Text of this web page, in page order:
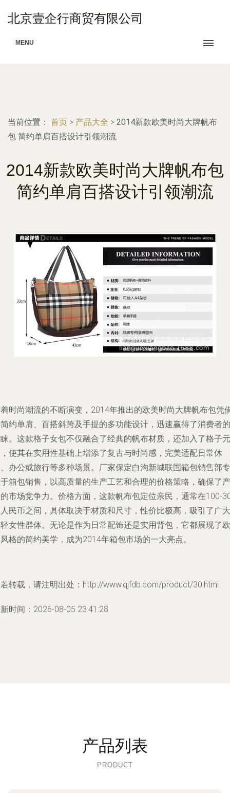
北京壹企行商贸有限公司
MENU
当前位置： 首页 > 产品大全 > 2014新款欧美时尚大牌帆布
包 简约单肩百搭设计引领潮流
2014新款欧美时尚大牌帆布包
简约单肩百搭设计引领潮流
时尚潮流的不断演变，2014年推出的欧美时尚大牌帆布包凭
约单肩、百搭斜跨及手提的多功能设计，迅速赢得了消费者的
。这款格子女包不仅融合了经典的帆布材质，还加入了格子元
使其在实用性基础上增添了复古与时尚感，完美适配日常休
办公或旅行等多种场景。厂家保定白沟新城联国箱包销售部专
箱包销售，以高质量的生产工艺和合理的价格策略，确保了产
市场竞争力。价格方面，这款帆布包定位亲民，通常在100-
民币之间，具体取决于材质和尺寸，性价比极高，吸引了广大
女性群体。无论是作为日常配饰还是实用背包，它都展现了欧
格的简约美学，成为2014年箱包市场的一大亮点。
转载，请注明出处：http://www.qjfdb.com/product/30.html
时间：2026-08-05 23:41:28
产品列表
PRODUCT